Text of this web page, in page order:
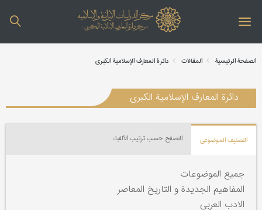
الصفحة الرئیسیة المقالات دائرة المعارف الإسلامیة الکبری
دائرة المعارف الإسلامیة الکبری
التصنیف الموضوعي التصفح حسب ترتیب الألفباء
جمیع الموضوعات
المفاهیم الجدیدة و التاریخ المعاصر
الادب العربی